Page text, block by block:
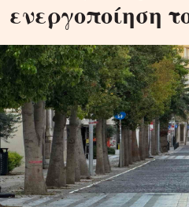
ενεργοποίηση